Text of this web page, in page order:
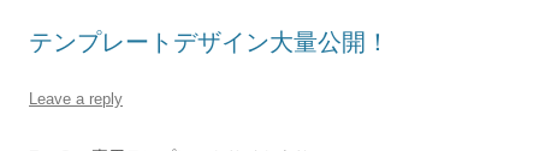
テンプレートデザイン大量公開！
Leave a reply